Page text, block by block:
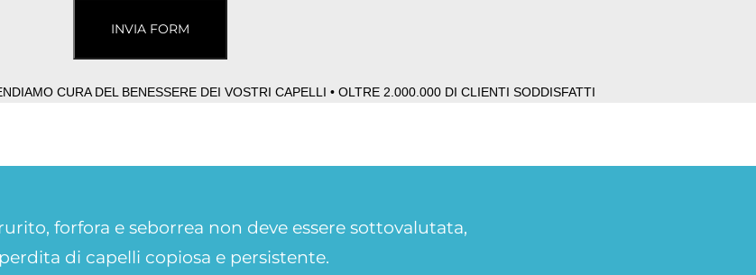
INVIA FORM
CURA DEL BENESSERE DEI VOSTRI CAPELLI • OLTRE 2.000.000 DI CLIENTI SODDISFATTI
forfora e seborrea non deve essere sottovalutata,
di capelli copiosa e persistente.